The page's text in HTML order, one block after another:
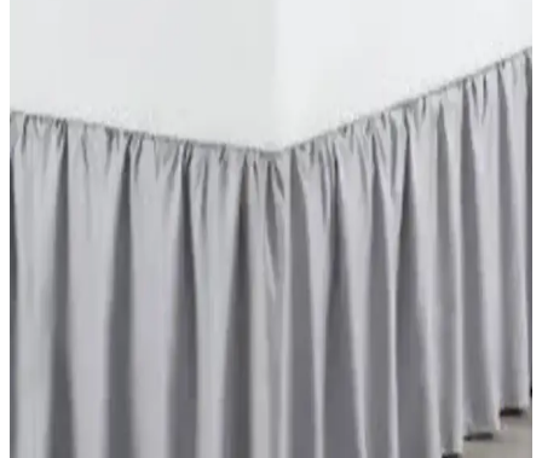
Çarşaf Seti Yatak Dekorasyonu ve Konforu
Yüksek kaliteli pamuk saten malzemeden üretilen, gri renk ve çizgili
tasarımıyla modern görünüm sunan bu çarşaf seti, rahatlık ve
dayanıklılığıyla öne çıkar. Yatak uyumu ve pratik bakımıyla ideal
Elart Elart ve Karaca Home Lexus Çift Kişilik
Yatak Örtüsü Karşılaştırması
Ev Düzeninizi Kolaylaştıracak Hurç Modelleri:
Madame Coco ve Nacarev Karşılaştırması